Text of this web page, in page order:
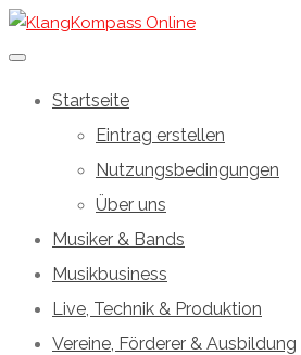
Startseite
Eintrag erstellen
Nutzungsbedingungen
Über uns
Musiker & Bands
Musikbusiness
Live, Technik & Produktion
Vereine, Förderer & Ausbildung